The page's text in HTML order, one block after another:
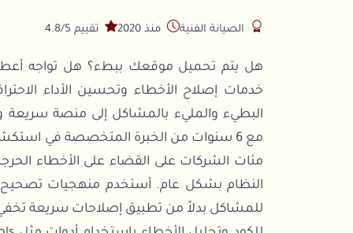
الصيانة الفنية منذ 2020 تقييم 4.8/5
هل يتم تحميل موقعك ببطء؟ هل تواجه
خدمات إصلاح الأخطاء وتحسين الأداء
البطيء والمليء بالمشاكل إلى منصة
مع 6 سنوات من الخبرة المتخصصة في
مئات الشركات على القضاء على الأخطاء
النظام بشكل عام. أستخدم منهجيات تصحيح
للمشاكل بدلاً من تطبيق إصلاحات سريعة تخفي